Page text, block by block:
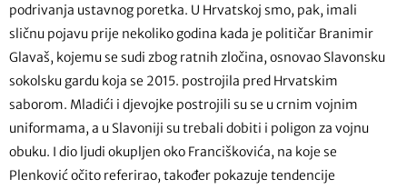
podrivanja ustavnog poretka. U Hrvatskoj smo, pak, imali
sličnu pojavu prije nekoliko godina kada je političar Branimir
Glavaš, kojemu se sudi zbog ratnih zločina, osnovao Slavonsku
sokolsku gardu koja se 2015. postrojila pred Hrvatskim
saborom. Mladići i djevojke postrojili su se u crnim vojnim
uniformama, a u Slavoniji su trebali dobiti i poligon za vojnu
obuku. I dio ljudi okupljen oko Franciškovića, na koje se
Plenković očito referirao, također pokazuje tendencije